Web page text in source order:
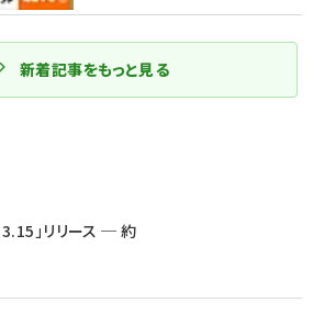
新着記事をもっと見る
」リリース ─ 約